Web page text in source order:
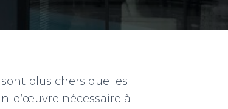
plus chers que les
d’œuvre nécessaire à